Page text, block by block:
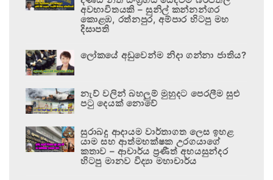
අවභාවිතයකි – සුනිල් කන්නන්ගර
කොළඹ, රත්නපුර, අම්පාර හිටපු මහ
දිසාපති
ලෝකයේ අඩුවෙන්ම නිදා ගන්නා ජාතිය?
නැව් වලින් බහලුම් මුහුදට පෙරලීම සුළු
පටු දෙයක් නොවේ
සුරාබදු ආදායම වාර්තාගත ලෙස ඉහළ
යාම සහ ආත්මභක්ෂක උරගයාගේ
කතාව – ආචාර්ය ප්‍රණීත් අභයසුන්දර
හිටපු මානව විද්‍යා මහාචාර්ය